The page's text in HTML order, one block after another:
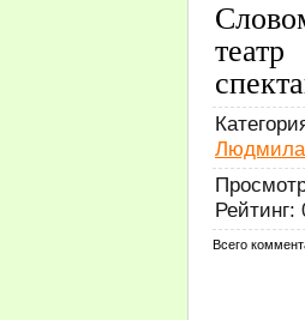
Людмила
Рейтинг:
Всего